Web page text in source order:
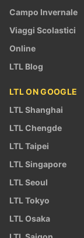
Campo Invernale
Viaggi Scolastici
Online
LTL Blog
LTL ON GOOGLE
LTL Shanghai
LTL Chengde
LTL Taipei
LTL Singapore
LTL Seoul
LTL Tokyo
LTL Osaka